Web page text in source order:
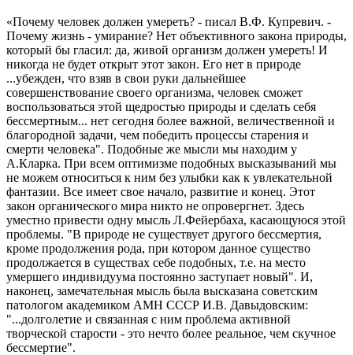
«Почему человек должен умереть? - писал В.Ф. Купревич. -
Почему жизнь - умирание? Нет объективного закона природы,
который бы гласил: да, живой организм должен умереть! И
никогда не будет открыт этот закон. Его нет в природе
...убежден, что взяв в свои руки дальнейшее
совершенствование своего организма, человек сможет
воспользоваться этой щедростью природы и сделать себя
бессмертным... нет сегодня более важной, величественной и
благородной задачи, чем победить процессы старения и
смерти человека". Подобные же мысли мы находим у
А.Кларка. При всем оптимизме подобных высказываний мы
не можем относиться к ним без улыбки как к увлекательной
фантазии. Все имеет свое начало, развитие и конец. Этот
закон органического мира никто не опровергнет. Здесь
уместно привести одну мысль Л.Фейербаха, касающуюся этой
проблемы. "В природе не существует другого бессмертия,
кроме продолжения рода, при котором данное существо
продолжается в существах себе подобных, т.е. на место
умершего индивидуума постоянно заступает новый". И,
наконец, замечательная мысль была высказана советским
патологом академиком АМН СССР И.В. Давыдовским:
"...долголетие и связанная с ним проблема активной
творческой старости - это нечто более реальное, чем скучное
бессмертие".